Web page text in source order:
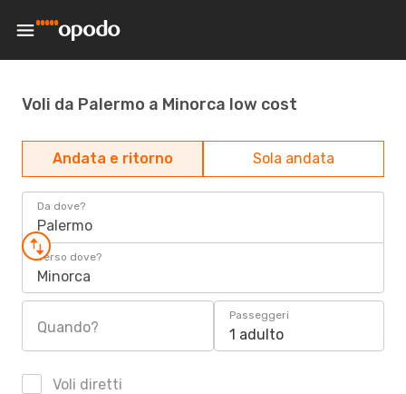
Voli da Palermo a Minorca low cost
Andata e ritorno Sola andata
Da dove?
Palermo
Verso dove?
Minorca
Quando?
Passeggeri
1 adulto
Voli diretti